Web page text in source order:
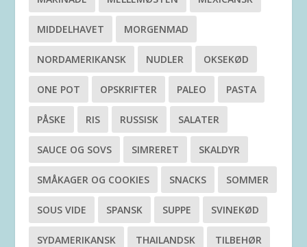
MIDDELHAVET MORGENMAD
NORDAMERIKANSK NUDLER OKSEKØD
ONE POT OPSKRIFTER PALEO PASTA
PÅSKE RIS RUSSISK SALATER
SAUCE OG SOVS SIMRERET SKALDYR
SMÅKAGER OG COOKIES SNACKS SOMMER
SOUS VIDE SPANSK SUPPE SVINEKØD
SYDAMERIKANSK THAILANDSK TILBEHØR